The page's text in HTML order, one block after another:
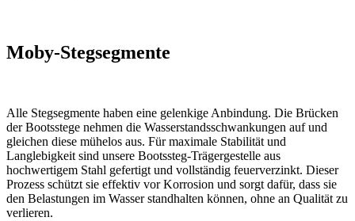
Moby-Stegsegmente
Alle Stegsegmente haben eine gelenkige Anbindung. Die Brücken
der Bootsstege nehmen die Wasserstandsschwankungen auf und
gleichen diese mühelos aus. Für maximale Stabilität und
Langlebigkeit sind unsere Bootssteg-Trägergestelle aus
hochwertigem Stahl gefertigt und vollständig feuerverzinkt. Dieser
Prozess schützt sie effektiv vor Korrosion und sorgt dafür, dass sie
den Belastungen im Wasser standhalten können, ohne an Qualität zu
verlieren.